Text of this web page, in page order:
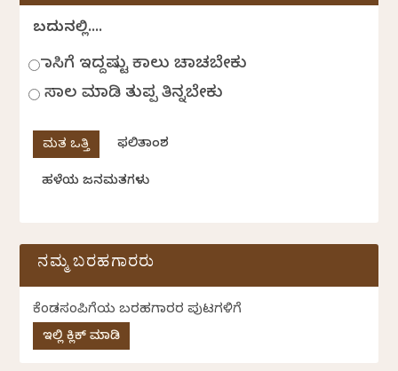
ಬದುಕಿನಲ್ಲಿ....
ಹಾಸಿಗೆ ಇದ್ದಷ್ಟು ಕಾಲು ಚಾಚಬೇಕು
ಸಾಲ ಮಾಡಿ ತುಪ್ಪ ತಿನ್ನಬೇಕು
ಫಲಿತಾಂಶ
ಹಳೆಯ ಜನಮತಗಳು
ನಮ್ಮ ಬರಹಗಾರರು
ಕೆಂಡಸಂಪಿಗೆಯ ಬರಹಗಾರರ ಪುಟಗಳಿಗೆ
ಇಲ್ಲಿ ಕ್ಲಿಕ್ ಮಾಡಿ